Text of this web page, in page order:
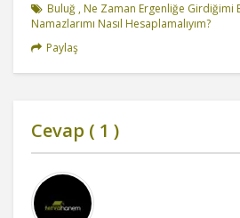
Buluğ , Ne Zaman Ergenliğe Girdiğimi
Namazlarımı Nasıl Hesaplamalıyım?
Paylaş
Cevap ( 1 )